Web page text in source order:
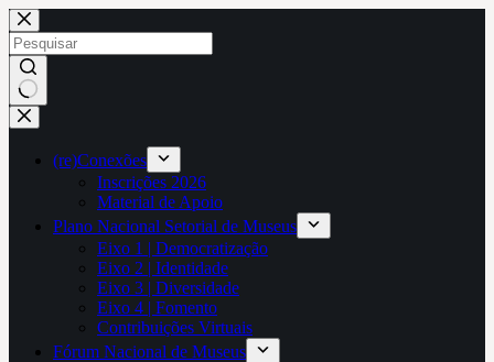
Pular
para
o
conteúdo
Sem
resultados
(re)Conexões
Inscrições 2026
Material de Apoio
Plano Nacional Setorial de Museus
Eixo 1 | Democratização
Eixo 2 | Identidade
Eixo 3 | Diversidade
Eixo 4 | Fomento
Contribuições Virtuais
Fórum Nacional de Museus